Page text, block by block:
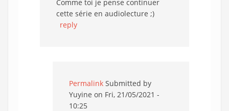
Comme toi je pense continuer
cette série en audiolecture ;)
reply
Permalink Submitted by
Yuyine on Fri, 21/05/2021 -
10:25